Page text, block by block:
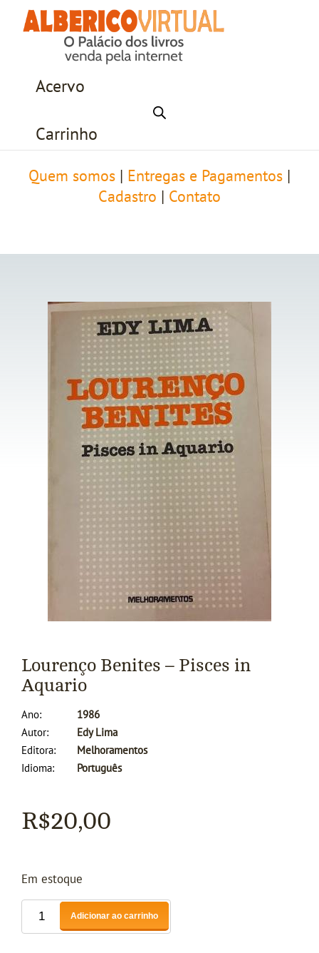
Acervo
Carrinho
Quem somos Entregas e Pagamentos
Cadastro
Contato
Lourenço Benites – Pisces in
Aquario
Ano
1986
Autor
Edy Lima
Editora
Melhoramentos
Idioma
Português
R$20,00
Em estoque
Adicionar ao carrinho